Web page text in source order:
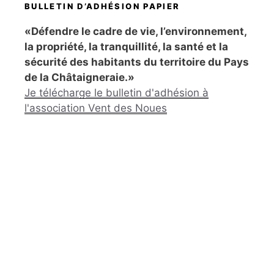
BULLETIN D’ADHÉSION PAPIER
«Défendre le cadre de vie, l’environnement,
la propriété, la tranquillité, la santé et la
sécurité des habitants du territoire du Pays
de la Châtaigneraie.»
Je télécharge le bulletin d'adhésion à
l'association Vent des Noues